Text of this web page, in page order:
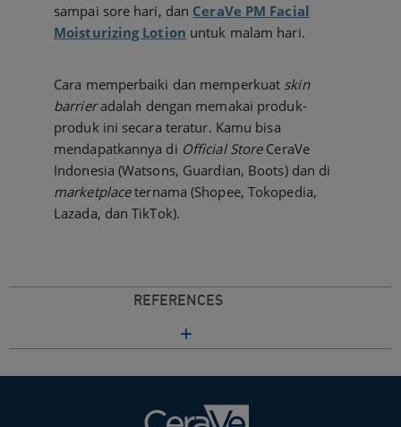
sampai sore hari, dan CeraVe PM Facial
Moisturizing Lotion untuk malam hari.
Cara memperbaiki dan memperkuat skin
barrieradalah dengan memakai produk-
produk ini secara teratur. Kamu bisa
mendapatkannya di Official StoreCeraVe
Indonesia (Watsons, Guardian, Boots) dan di
marketplaceternama (Shopee, Tokopedia,
Lazada, dan TikTok).
REFERENCES